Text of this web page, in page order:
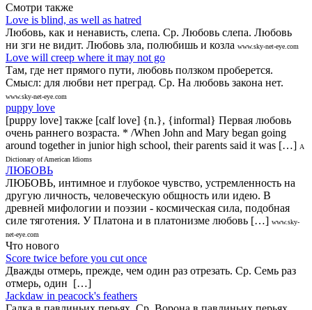
Смотри также
Love is blind, as well as hatred
Любовь, как и ненависть, слепа. Ср. Любовь слепа. Любовь
ни зги не видит. Любовь зла, полюбишь и козла www.sky-net-eye.com
Love will creep where it may not go
Там, где нет прямого пути, любовь ползком проберется.
Смысл: для любви нет преград. Ср. На любовь закона нет.
www.sky-net-eye.com
puppy love
[puppy love] также [calf love] {n.}, {informal} Первая любовь
очень раннего возраста. * /When John and Mary began going
around together in junior high school, their parents said it was […] A
Dictionary of American Idioms
ЛЮБОВЬ
ЛЮБОВЬ, интимное и глубокое чувство, устремленность на
другую личность, человеческую общность или идею. В
древней мифологии и поэзии - космическая сила, подобная
силе тяготения. У Платона и в платонизме любовь […] www.sky-
net-eye.com
Что нового
Score twice before you cut once
Дважды отмерь, прежде, чем один раз отрезать. Ср. Семь раз
отмерь, один […]
Jackdaw in peacock's feathers